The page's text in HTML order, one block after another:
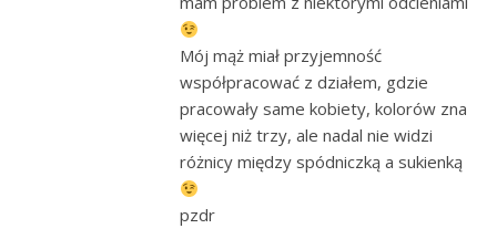
Mój mąż miał przyjemność
współpracować z działem, gdzie
pracowały same kobiety, kolorów zna
więcej niż trzy, ale nadal nie widzi
różnicy między spódniczką a sukienką
pzdr